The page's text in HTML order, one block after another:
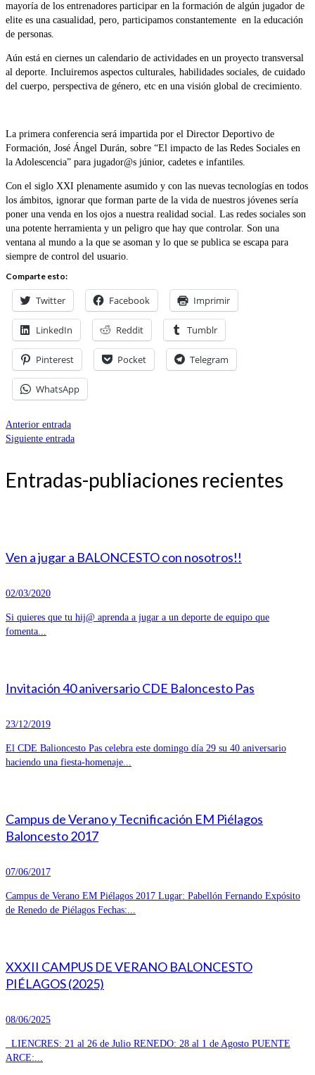
mayoría de los entrenadores participar en la formación de algún jugador de
elite es una casualidad, pero, participamos constantemente en la educación
de personas.
Aún está en ciernes un calendario de actividades en un proyecto transversal
al deporte. Incluiremos aspectos culturales, habilidades sociales, de cuidado
del cuerpo, perspectiva de género, etc en una visión global de crecimiento.
La primera conferencia será impartida por el Director Deportivo de
Formación, José Ángel Durán, sobre “El impacto de las Redes Sociales en
la Adolescencia” para jugador@s júnior, cadetes e infantiles.
Con el siglo XXI plenamente asumido y con las nuevas tecnologías en todos
los ámbitos, ignorar que forman parte de la vida de nuestros jóvenes sería
poner una venda en los ojos a nuestra realidad social. Las redes sociales son
una potente herramienta y un peligro que hay que controlar. Son una
ventana al mundo a la que se asoman y lo que se publica se escapa para
siempre de control del usuario.
Comparte esto:
Twitter Facebook Imprimir
LinkedIn Reddit Tumblr
Pinterest Pocket Telegram
WhatsApp
Anterior entrada
Siguiente entrada
Entradas-publiaciones recientes
Ven a jugar a BALONCESTO con nosotros!!
02/03/2020
Si quieres que tu hij@ aprenda a jugar a un deporte de equipo que
fomenta...
Invitación 40 aniversario CDE Baloncesto Pas
23/12/2019
El CDE Balioncesto Pas celebra este domingo día 29 su 40 aniversario
haciendo una fiesta-homenaje...
Campus de Verano y Tecnificación EM Piélagos
Baloncesto 2017
07/06/2017
Campus de Verano EM Piélagos 2017 Lugar: Pabellón Fernando Expósito
de Renedo de Piélagos Fechas:...
XXXII CAMPUS DE VERANO BALONCESTO
PIÉLAGOS (2025)
08/06/2025
LIENCRES: 21 al 26 de Julio RENEDO: 28 al 1 de Agosto PUENTE
ARCE:...